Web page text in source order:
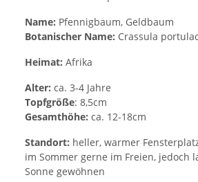
Name: Pfennigbaum, Geldbaum
Botanischer Name: Crassula
Heimat: Afrika
Alter: ca. 3-4 Jahre
Topfgröße: 8,5cm
Gesamthöhe: ca. 12-18cm
Standort: heller, warmer
im Sommer gerne im Freien, jedoch
Sonne gewöhnen